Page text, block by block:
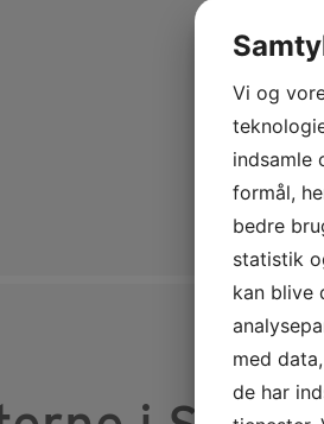
Vi og
indsamle
formål,
bedre
statistik
kan blive
med
de har